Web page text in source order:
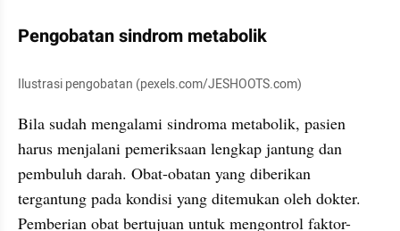
Pengobatan sindrom metabolik
Ilustrasi pengobatan (pexels.com/JESHOOTS.com)
Bila sudah mengalami sindroma metabolik, pasien
harus menjalani pemeriksaan lengkap jantung dan
pembuluh darah. Obat-obatan yang diberikan
tergantung pada kondisi yang ditemukan oleh dokter.
Pemberian obat bertujuan untuk mengontrol faktor-